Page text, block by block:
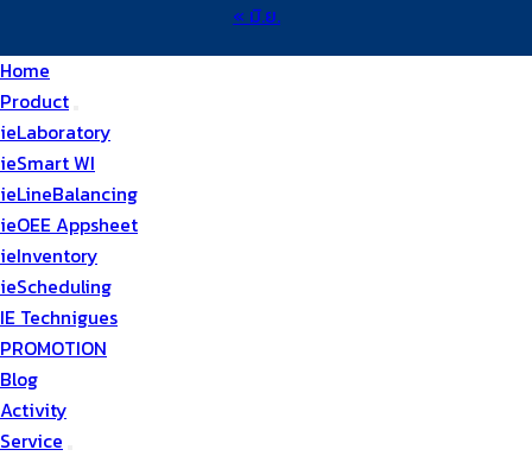
« มิ.ย.
Home
Product
ieLaboratory
ieSmart WI
ieLineBalancing
ieOEE Appsheet
ieInventory
ieScheduling
IE Technigues
PROMOTION
Blog
Activity
Service